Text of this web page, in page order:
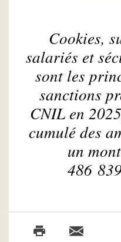
Cookies,
salariés et
sont les
sanctions
CNIL en
cumulé des
un
486